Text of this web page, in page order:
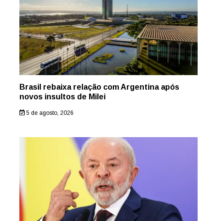
Brasil rebaixa relação com Argentina após
novos insultos de Milei
5 de agosto, 2026